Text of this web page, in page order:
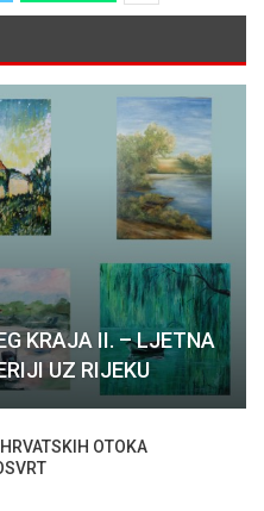
KRAJA II. – LJETNA
UZ RIJEKU
OTOKA